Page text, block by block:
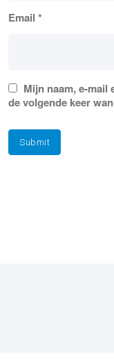
Email *
Mijn naam, e-mail
de volgende keer